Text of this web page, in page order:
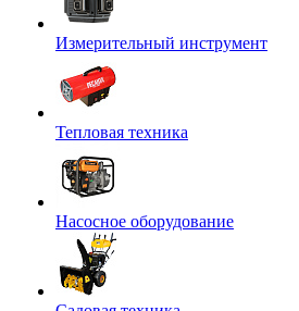
Измерительный инструмент
Тепловая техника
Насосное оборудование